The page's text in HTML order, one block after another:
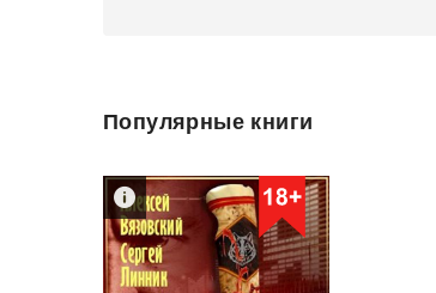
Популярные книги